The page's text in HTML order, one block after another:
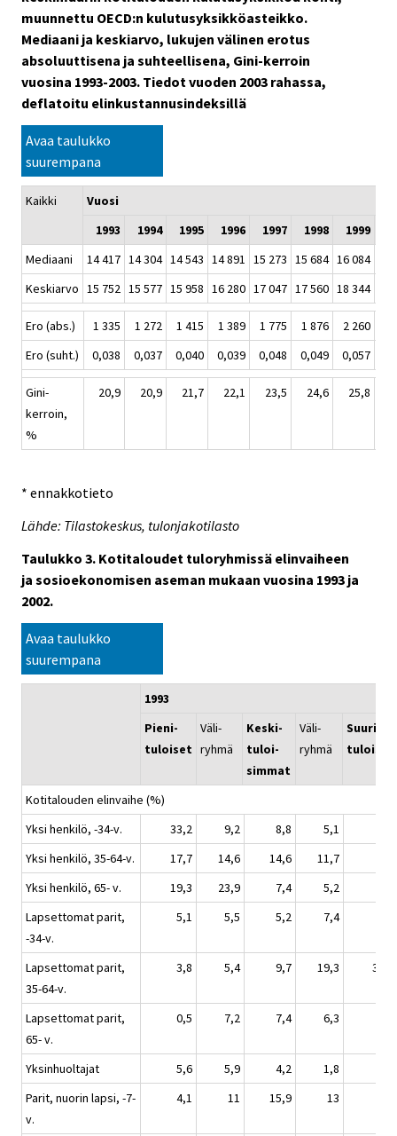
muunnettu OECD:n kulutusyksikköasteikko.
Mediaani ja keskiarvo, lukujen välinen erotus
absoluuttisena ja suhteellisena, Gini-kerroin
vuosina 1993-2003. Tiedot vuoden 2003 rahassa,
deflatoitu elinkustannusindeksillä
Avaa taulukko
suurempana
Kaikki
Vuosi
1993
1994 1995 1996 1997 1998 1999
Mediaani
14 417 14 304 14 543 14 891 15 273 15 684 16 084
Keskiarvo 15 752 15 577 15 958 16 280 17 047 17 560 18 344
Ero (abs.) 1 335 1 272 1 415 1 389 1 775 1 876 2 260
Ero (suht.)
0,038 0,037 0,040 0,039 0,048 0,049 0,057
Gini-
kerroin,
%
20,9 20,9 21,7 22,1 23,5 24,6 25,8
* ennakkotieto
Lähde: Tilastokeskus, tulonjakotilasto
Taulukko 3. Kotitaloudet tuloryhmissä elinvaiheen
ja sosioekonomisen aseman mukaan vuosina 1993 ja
2002.
Avaa taulukko
suurempana
1993
Pieni-
tuloiset
Väli-
ryhmä
Keski-
tuloi-
simmat
Väli-
ryhmä
Suuri-
tuloiset
Kotitalouden elinvaihe (%)
Yksi henkilö, -34-v.
33,2 9,2 8,8 5,1
Yksi henkilö, 35-64-v.
17,7 14,6 14,6 11,7
Yksi henkilö, 65- v.
19,3 23,9 7,4 5,2
Lapsettomat parit,
-34-v.
5,1 5,5 5,2 7,4
Lapsettomat parit,
35-64-v.
3,8 5,4 9,7 19,3 31,4
Lapsettomat parit,
65- v.
0,5 7,2 7,4 6,3
Yksinhuoltajat 5,6 5,9 4,2 1,8
Parit, nuorin lapsi, -7-
v.
4,1 11 15,9 13